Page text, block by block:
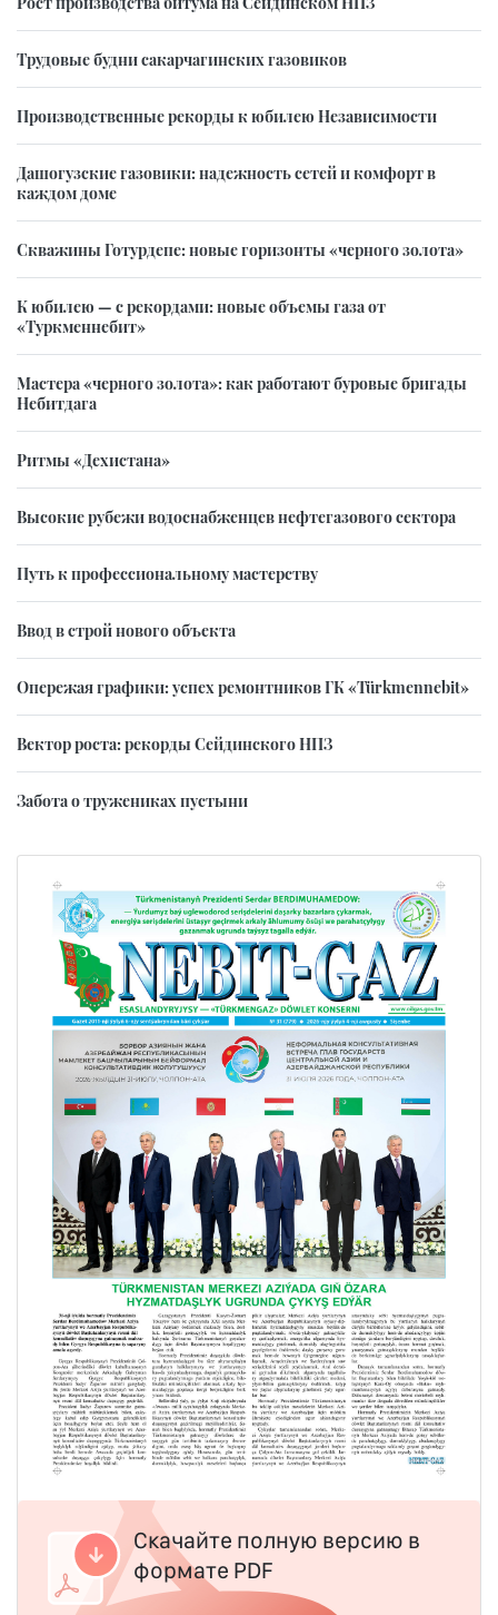
Трудовые будни сакарчагинских газовиков
Производственные рекорды к юбилею Независимости
Дашогузские газовики: надежность сетей и комфорт в
каждом доме
Скважины Готурдепе: новые горизонты «черного золота»
К юбилею — с рекордами: новые объемы газа от
«Туркменнебит»
Мастера «черного золота»: как работают буровые бригады
Небитдага
Ритмы «Дехистана»
Высокие рубежи водоснабженцев нефтегазового сектора
Путь к профессиональному мастерству
Ввод в строй нового объекта
Опережая графики: успех ремонтников ГК «Türkmennebit»
Вектор роста: рекорды Сейдинского НПЗ
Забота о тружениках пустыни
Скачайте полную версию в
формате PDF